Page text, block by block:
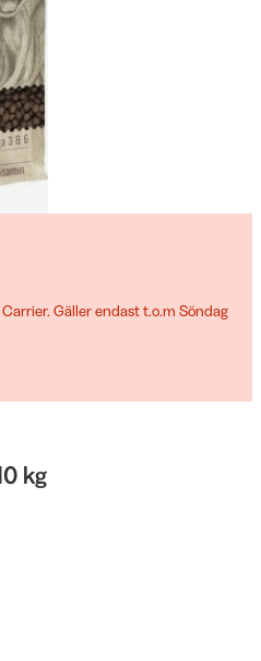
Gäller endast t.o.m Söndag
kg